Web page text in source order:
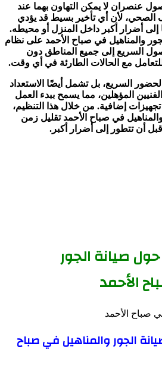
عنصران لا يمكن التهاون بهما عند
الصحي، لأن أي تأخير بسيط قد يؤدي
إلى أضرار أكبر داخل المنزل أو محيطه.
والمناهيل في صباح الأحمد على نظام
السريع إلى جميع المناطق دون
للتعامل مع الحالات الطارئة في أي وقت.
السريع، بل تشمل أيضًا الاستعداد
المؤهلين، مما يسمح ببدء العمل
إضافية. من خلال هذا التنظيم،
في صباح الأحمد تقليل زمن
أن تتطور إلى أضرار أكبر.
صيانة الجور
الأحمد
الجور والمناهيل في صباح